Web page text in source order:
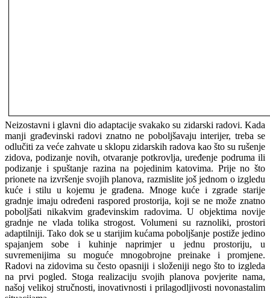
Neizostavni i glavni dio adaptacije svakako su zidarski radovi. Kada
manji građevinski radovi znatno ne poboljšavaju interijer, treba se
odlučiti za veće zahvate u sklopu zidarskih radova kao što su rušenje
zidova, podizanje novih, otvaranje potkrovlja, uređenje podruma ili
podizanje i spuštanje razina na pojedinim katovima. Prije no što
prionete na izvršenje svojih planova, razmislite još jednom o izgledu
kuće i stilu u kojemu je građena. Mnoge kuće i zgrade starije
gradnje imaju određeni raspored prostorija, koji se ne može znatno
poboljšati nikakvim građevinskim radovima. U objektima novije
gradnje ne vlada tolika strogost. Volumeni su raznoliki, prostori
adaptilniji. Tako dok se u starijim kućama poboljšanje postiže jedino
spajanjem sobe i kuhinje naprimjer u jednu prostoriju, u
suvremenijima su moguće mnogobrojne preinake i promjene.
Radovi na zidovima su često opasniji i složeniji nego što to izgleda
na prvi pogled. Stoga realizaciju svojih planova povjerite nama,
našoj velikoj stručnosti, inovativnosti i prilagodljivosti novonastalim